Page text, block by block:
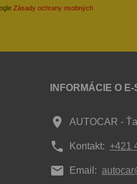
Zásady ochrany osobných
INFORMÁCIE O
place AUTOCAR -
phone Kontakt: +421
mail Email: